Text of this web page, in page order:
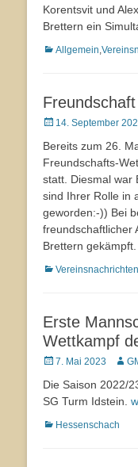
Korentsvit und
Brettern ein
Kategorien
Allgemein
Veröffentlicht
14. September
Bereits zum 26.
Freundschafts-
statt. Diesmal war
sind Ihrer Rolle in
geworden:-)) Bei
freundschaftlicher
Brettern gekämpft.
Kategorien
Vereinsnachrichten
Erste
Wettkampf
Veröffentlicht
7. Mai 2023 Autor
Die Saison 2022/
SG Turm Idstein.
Kategorien
Hessenschach